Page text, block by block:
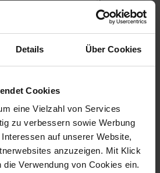
Details Über Cookies
Cookies
eine Vielzahl von Services
zu verbessern sowie Werbung
auf unserer Website,
anzuzeigen. Mit Klick
die Verwendung von Cookies ein.
Finale“ keinen Favoriten: „Das
Halbfinalniederlage am besten
geht es wie folgt weiter:
(17.30 Uhr, ab 17 Uhr live auf Sport1)
Platz 3 und dem Finale am
noch die Welthandballer des